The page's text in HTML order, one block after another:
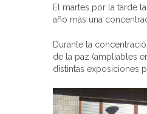
El martes por la tarde
año más una
Durante la
de la paz (ampliables
distintas exposiciones